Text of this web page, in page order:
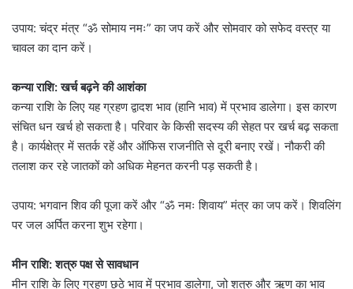
उपाय: चंद्र मंत्र “ॐ सोमाय नमः” का जप करें और सोमवार को सफेद वस्त्र या
चावल का दान करें।
कन्या राशि: खर्च बढ़ने की आशंका
कन्या राशि के लिए यह ग्रहण द्वादश भाव (हानि भाव) में प्रभाव डालेगा। इस कारण
संचित धन खर्च हो सकता है। परिवार के किसी सदस्य की सेहत पर खर्च बढ़ सकता
है। कार्यक्षेत्र में सतर्क रहें और ऑफिस राजनीति से दूरी बनाए रखें। नौकरी की
तलाश कर रहे जातकों को अधिक मेहनत करनी पड़ सकती है।
उपाय: भगवान शिव की पूजा करें और “ॐ नमः शिवाय” मंत्र का जप करें। शिवलिंग
पर जल अर्पित करना शुभ रहेगा।
मीन राशि: शत्रु पक्ष से सावधान
मीन राशि के लिए ग्रहण छठे भाव में प्रभाव डालेगा, जो शत्रु और ऋण का भाव